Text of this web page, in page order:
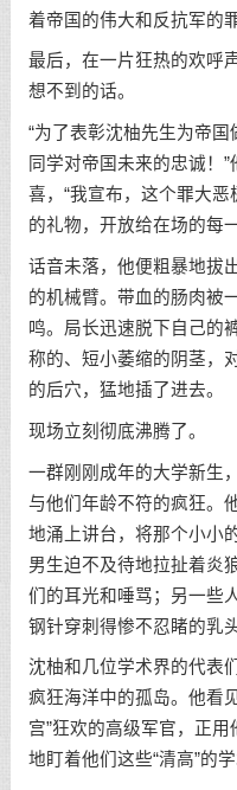
着帝国的伟大和反抗军的
最后，在一片狂热的欢呼
想不到的话。
“为了表彰沈柚先生为帝
同学对帝国未来的忠诚！
喜，“我宣布，这个罪大
的礼物，开放给在场的每
话音未落，他便粗暴地拔
的机械臂。带血的肠肉被
鸣。局长迅速脱下自己的
称的、短小萎缩的阴茎，
的后穴，猛地插了进去。
现场立刻彻底沸腾了。
一群刚刚成年的大学新生
与他们年龄不符的疯狂。
地涌上讲台，将那个小小
男生迫不及待地拉扯着炎
们的耳光和唾骂；另一些
钢针穿刺得惨不忍睹的乳头
沈柚和几位学术界的代表
疯狂海洋中的孤岛。他看
宫”狂欢的高级军官，正
地盯着他们这些“清高”的学